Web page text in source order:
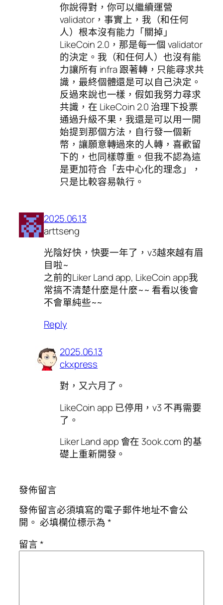
你說得對，你可以繼續運營
validator，事實上，我（和任何
人）根本沒有能力「關掉」
LikeCoin 2.0，那是每一個 validator
的決定。我（和任何人）也沒有能
力讓所有 infra 跟著轉，只能尋求共
識，最終個體還是可以自己決定。
反過來說也一樣，假如我努力尋求
共識，在 LikeCoin 2.0 治理下投票
通過升級不果，我還是可以用一開
始提到那個方法，自行發一個新
幣，讓願意轉過來的人轉，喜歡留
下的，也同樣尊重。但我不認為這
是更加符合「去中心化的理念」，
只是比較容易執行。
2025.06.13
arttseng
光陰好快，快要一年了，v3越來越有眉
目啦~
之前的Liker Land app, LikeCoin app我
常搞不清楚什麼是什麼~~ 看看以後會
不會單純些~~
Reply
2025.06.13
ckxpress
對，又六月了。
LikeCoin app 已停用，v3 不再需要
了。
Liker Land app 會在 3ook.com 的基
礎上重新開發。
發佈留言
發佈留言必須填寫的電子郵件地址不會公
開。 必填欄位標示為*
留言*